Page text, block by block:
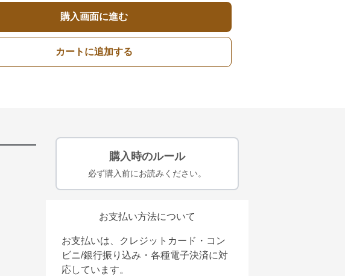
購入画面に進む
カートに追加する
購入時のルール
必ず購入前にお読みください。
お支払い方法について
お支払いは、クレジットカード・コン
ビニ/銀行振り込み・各種電子決済に対
応しています。